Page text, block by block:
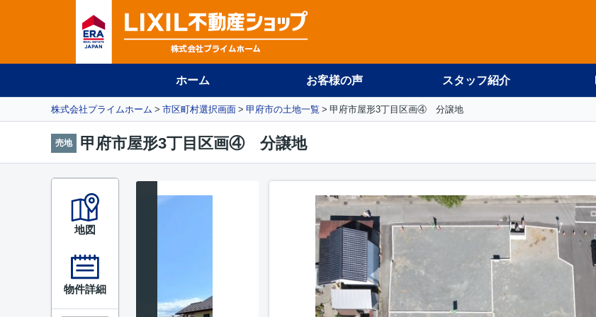
ホーム お客様の声 スタッフ紹介
株式会社プライムホーム 市区町村選択画面 甲府市の土地一覧 甲府市屋形3丁目区画④ 分譲地
売地 甲府市屋形3丁目区画④ 分譲地
地図
物件詳細